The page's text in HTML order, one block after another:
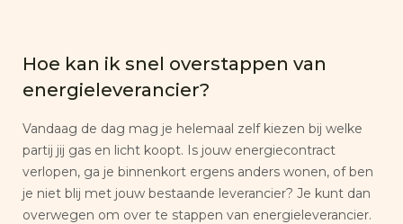
Hoe kan ik snel overstappen van
energieleverancier?
Vandaag de dag mag je helemaal zelf kiezen bij welke
partij jij gas en licht koopt. Is jouw energiecontract
verlopen, ga je binnenkort ergens anders wonen, of ben
je niet blij met jouw bestaande leverancier? Je kunt dan
overwegen om over te stappen van energieleverancier.